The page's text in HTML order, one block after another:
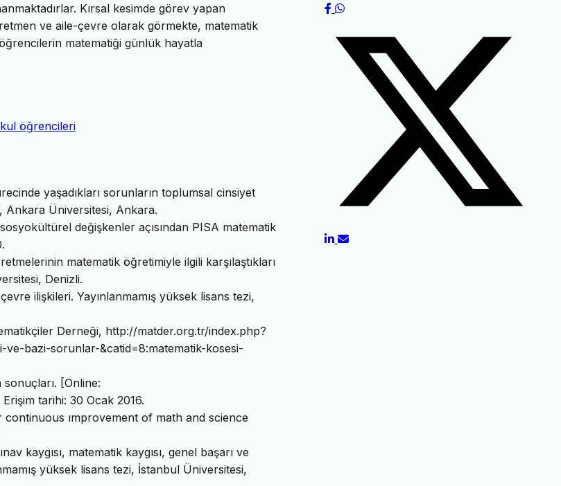
Kırsal kesimde görev yapan
ve aile-çevre olarak görmekte, matematik
öğrencilerin matematiği günlük hayatla
öğrencileri
yaşadıkları sorunların toplumsal cinsiyet
Ankara Üniversitesi, Ankara.
değişkenler açısından PISA matematik
matematik öğretimiyle ilgili karşılaştıkları
Denizli.
ilişkileri. Yayınlanmamış yüksek lisans tezi,
Derneği, http://matder.org.tr/index.php?
bazi-sorunlar-&catid=8:matematik-kosesi-
sonuçları. [Online:
tarihi: 30 Ocak 2016.
ımprovement of math and science
kaygısı, matematik kaygısı, genel başarı ve
yüksek lisans tezi, İstanbul Üniversitesi,